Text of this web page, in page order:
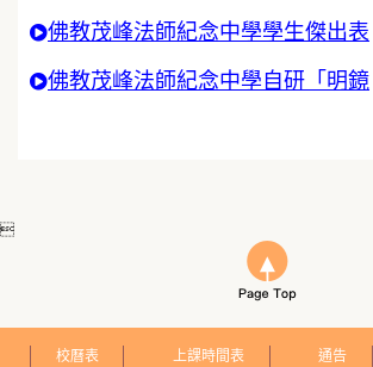
佛教茂峰法師紀念中學學生傑出表
佛教茂峰法師紀念中學自研「明鏡

校曆表 上課時間表 通告